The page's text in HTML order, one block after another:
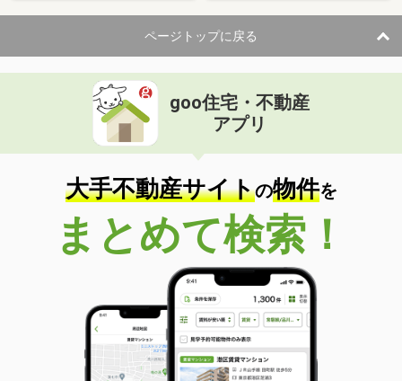
ページトップに戻る
goo住宅・不動産
アプリ
大手不動産サイトの物件を
まとめて検索！